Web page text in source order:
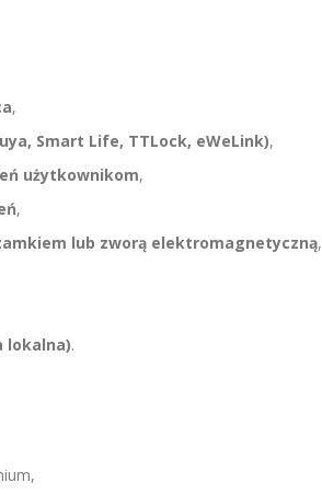
,
Smart Life, TTLock, eWeLink),
użytkownikom,
,
lub zworą elektromagnetyczną,
lokalna).